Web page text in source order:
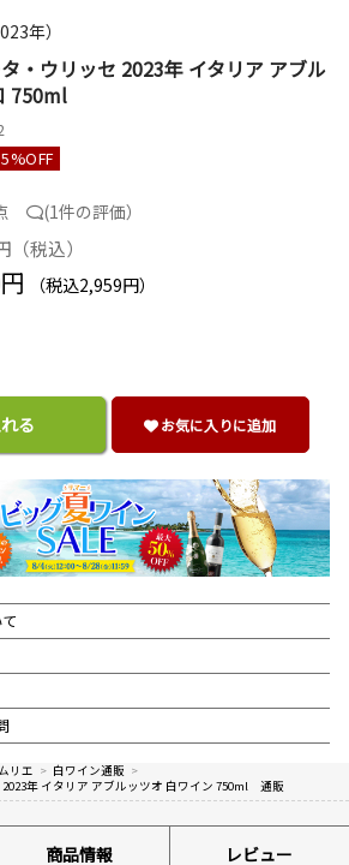
年）
・ウリッセ 2023年 イタリア アブル
750ml
%OFF
(1件の評価）
税込）
（税込2,959円）
る お気に入りに追加
リエ > 白ワイン通販 >
年 イタリア アブルッツオ 白ワイン 750ml 通販
商品情報 レビュー